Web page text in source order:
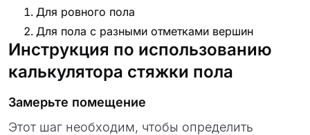
Для ровного пола
Для пола с разными отметками вершин
Инструкция по использованию
калькулятора стяжки пола
Замерьте помещение
Этот шаг необходим, чтобы определить